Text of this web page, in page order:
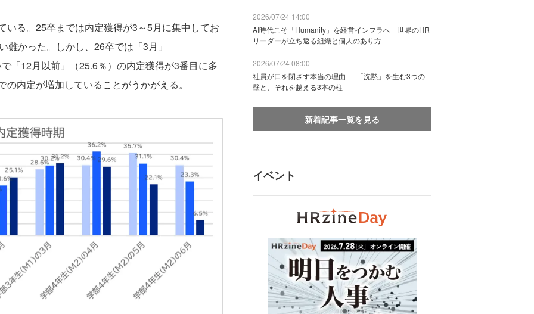
る。25卒までは内定獲得が3～5月に集中してお
かった。しかし、26卒では「3月」
「12月以前」（25.6％）の内定獲得が3番目に多
内定が増加していることがうかがえる。
2026/07/24 14:00
AI時代こそ「Humanity」を経営インフラへ 世界のHR
リーダーが立ち返る組織と個人のあり方
2026/07/24 08:00
社員が口を閉ざす本当の理由──「沈黙」を生む3つの
壁と、それを越える3本の柱
新着記事一覧を見る
イベント